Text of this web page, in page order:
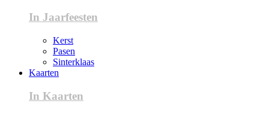
In Jaarfeesten
Kerst
Pasen
Sinterklaas
Kaarten
In Kaarten